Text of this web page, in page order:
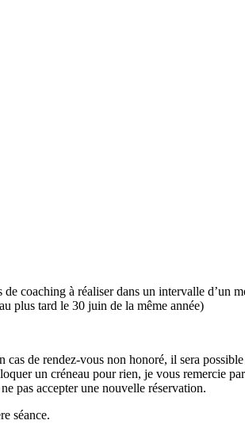
coaching à réaliser dans un intervalle d’un
plus tard le 30 juin de la même année)
de rendez-vous non honoré, il sera
un créneau pour rien, je vous remercie
pas accepter une nouvelle réservation.
séance.